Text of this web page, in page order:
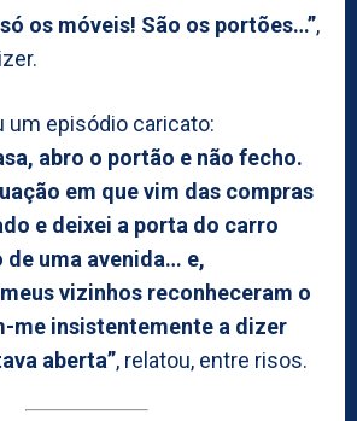
os móveis! São os portões…”,
um episódio caricato:
abro o portão e não fecho.
em que vim das compras
e deixei a porta do carro
de uma avenida… e,
vizinhos reconheceram o
me insistentemente a dizer
aberta”, relatou, entre risos.